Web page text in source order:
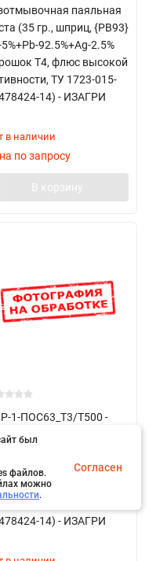
паяльная
(35 гр., шприц, {РВ93}
92.5%+Ag-2.5%
Т4, флюс высокой
ТУ 1723-015-
14) - ИЗАГРИ
в наличии
по запросу
В корзину
1-ПОС63_Т3/T500 -
паяльная
Sn-63%+Pb-37%
Т3, флюс низкой
ТУ 1723-015-
14) - ИЗАГРИ
был
файлов.
можно
.
Согласен